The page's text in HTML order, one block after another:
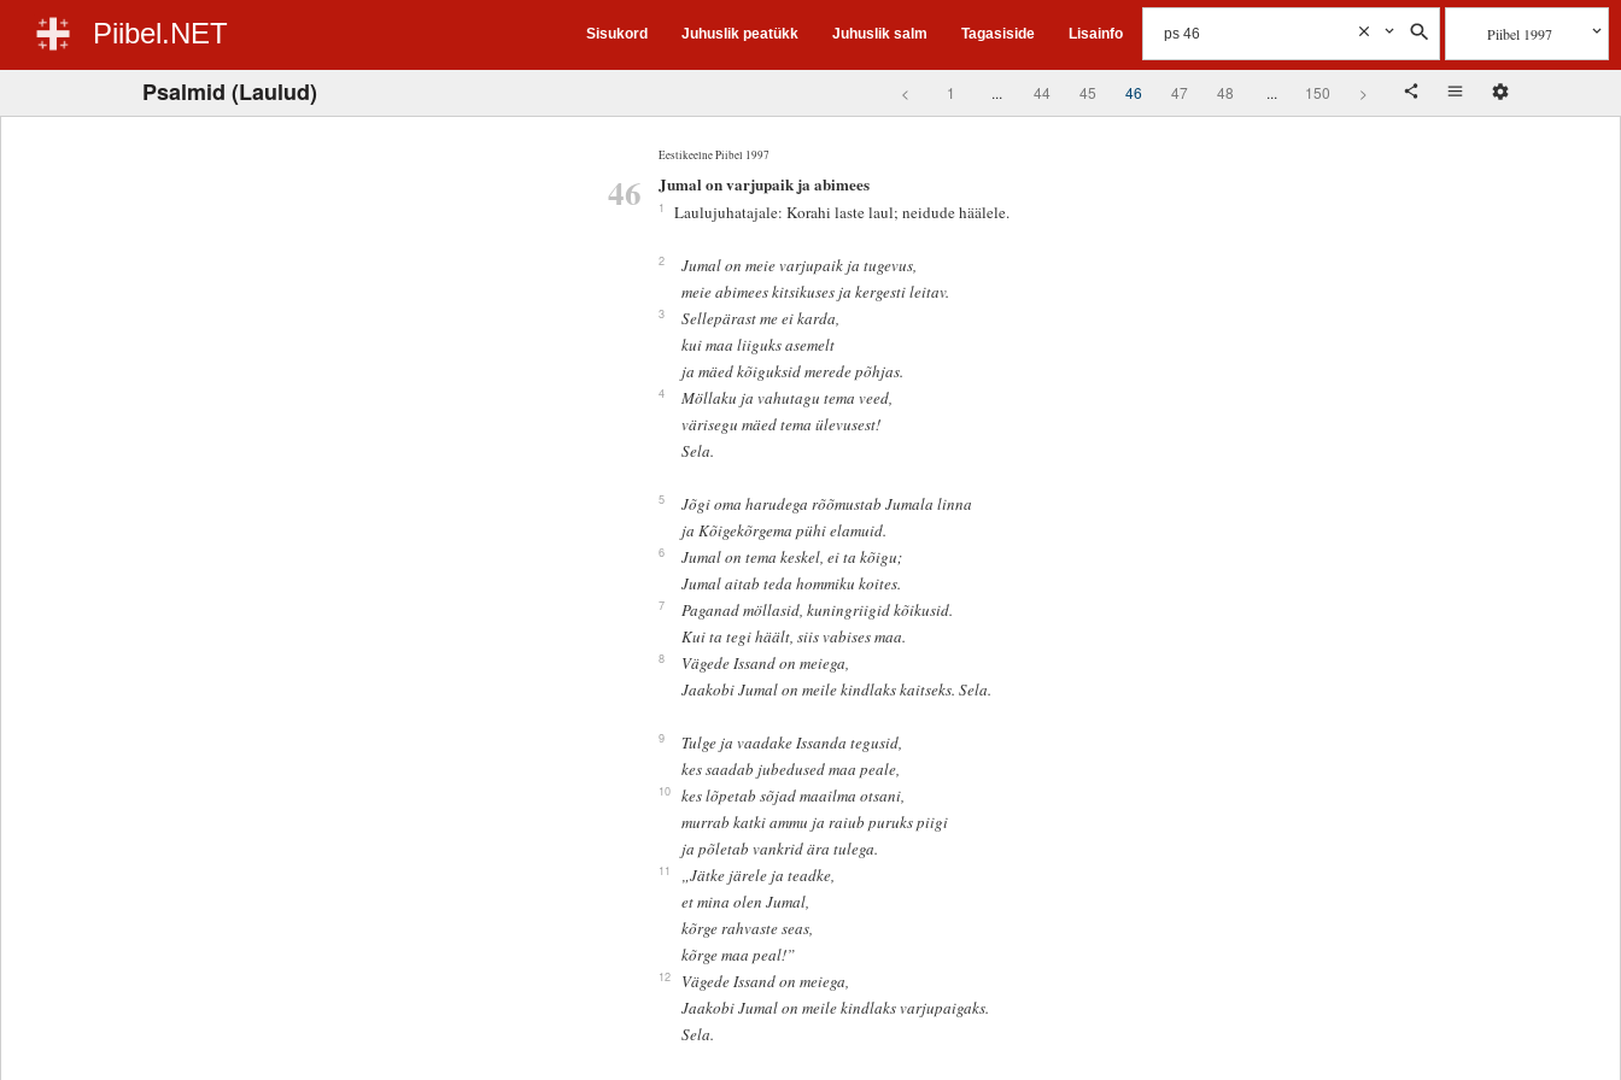
Piibel.NET Sisukord Juhuslik peatükk Juhuslik salm Tagasiside Lisainfo Piibel 1997
Psalmid (Laulud) < 1 ... 44 45 46 47 48 ... 150 >
Eestikeelne Piibel 1997
46 Jumal on varjupaik ja abimees
1 Laulujuhatajale: Korahi laste laul; neidude häälele.
2
Jumal on meie varjupaik ja tugevus,
meie abimees kitsikuses ja kergesti leitav.
3
Sellepärast me ei karda,
kui maa liiguks asemelt
ja mäed kõiguksid merede põhjas.
4
Möllaku ja vahutagu tema veed,
värisegu mäed tema ülevusest!
Sela.
5
Jõgi oma harudega rõõmustab Jumala linna
ja Kõigekõrgema pühi elamuid.
6
Jumal on tema keskel, ei ta kõigu;
Jumal aitab teda hommiku koites.
7
Paganad möllasid, kuningriigid kõikusid.
Kui ta tegi häält, siis vabises maa.
8
Vägede Issand on meiega,
Jaakobi Jumal on meile kindlaks kaitseks. Sela.
9
Tulge ja vaadake Issanda tegusid,
kes saadab jubedused maa peale,
10
kes lõpetab sõjad maailma otsani,
murrab katki ammu ja raiub puruks piigi
ja põletab vankrid ära tulega.
11
„Jätke järele ja teadke,
et mina olen Jumal,
kõrge rahvaste seas,
kõrge maa peal!”
12
Vägede Issand on meiega,
Jaakobi Jumal on meile kindlaks varjupaigaks.
Sela.